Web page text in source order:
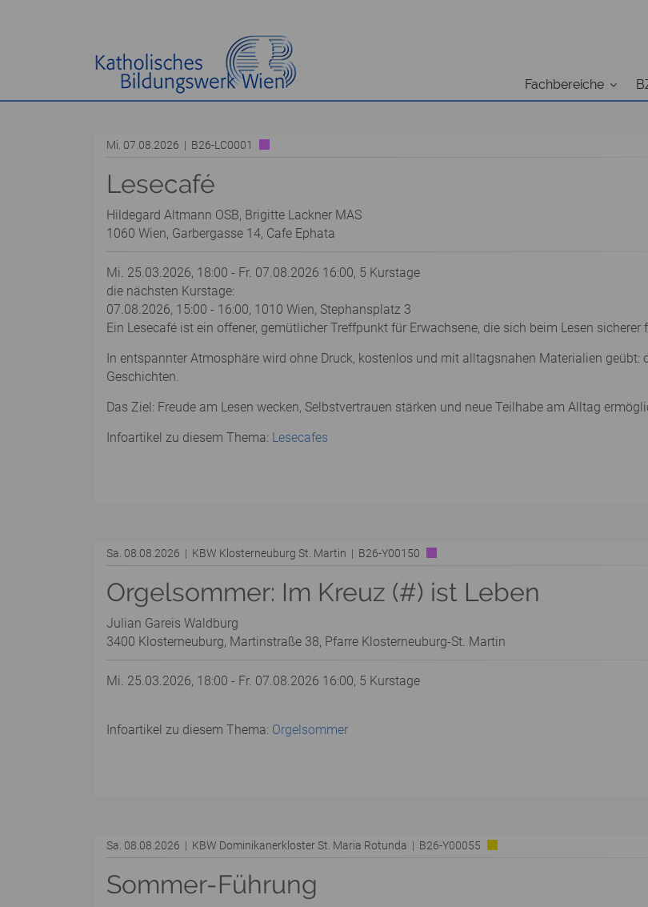
Fachbereiche
Mi. 07.08.2026 | B26-LC0001
Lesecafé
Hildegard Altmann OSB, Brigitte Lackner MAS
1060 Wien, Garbergasse 14, Cafe Ephata
Mi. 25.03.2026, 18:00 - Fr. 07.08.2026 16:00, 5 Kurstage
die nächsten Kurstage:
07.08.2026, 15:00 - 16:00, 1010 Wien, Stephansplatz 3
Ein Lesecafé ist ein offener, gemütlicher Treffpunkt für Erwachsene, die sich beim Lesen sicherer
In entspannter Atmosphäre wird ohne Druck, kostenlos und mit alltagsnahen Materialien geübt:
Geschichten.
Das Ziel: Freude am Lesen wecken, Selbstvertrauen stärken und neue Teilhabe am Alltag
Infoartikel zu diesem Thema: Lesecafes
Sa. 08.08.2026 | KBW Klosterneuburg St. Martin | B26-Y00150
Orgelsommer: Im Kreuz (#) ist Leben
Julian Gareis Waldburg
3400 Klosterneuburg, Martinstraße 38, Pfarre Klosterneuburg-St. Martin
Mi. 25.03.2026, 18:00 - Fr. 07.08.2026 16:00, 5 Kurstage
Infoartikel zu diesem Thema: Orgelsommer
Sa. 08.08.2026 | KBW Dominikanerkloster St. Maria Rotunda | B26-Y00055
Sommer-Führung